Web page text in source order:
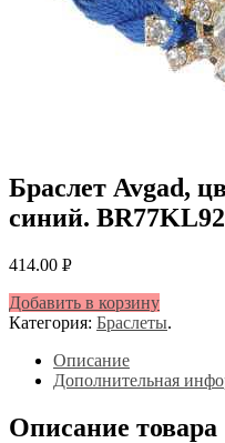
Браслет Avgad,
синий. BR77KL92
414.00 Р
Добавить в корзину
Категория: Браслеты.
Описание
Дополнительная
Описание товара